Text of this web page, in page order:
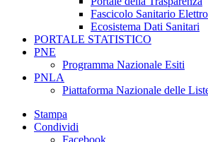
Fascicolo Sanitario
Ecosistema Dati Sanitari
PORTALE STATISTICO
PNE
Programma Nazionale Esiti
PNLA
Piattaforma Nazionale delle
Stampa
Condividi
Facebook